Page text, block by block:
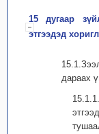
15 дугаар
этгээдэд
дараах